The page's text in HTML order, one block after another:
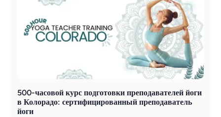
500-часовой курс подготовки преподавателей йоги
в Колорадо: сертифицированный преподаватель
йоги